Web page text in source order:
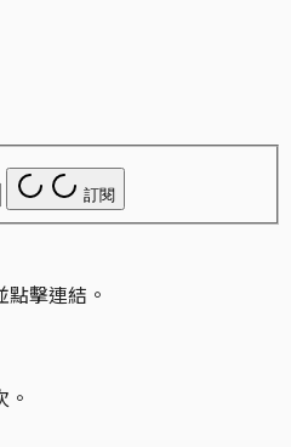
訂閱
擊連結。